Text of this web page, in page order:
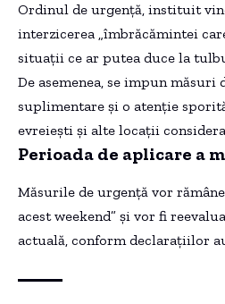
Ordinul de urgență, instituit
interzicerea „îmbrăcămintei
situații ce ar putea duce la
De asemenea, se impun măsuri
suplimentare și o atenție
evreiești și alte locații
Perioada de aplicare a
Măsurile de urgență vor
acest weekend” și vor fi
actuală, conform declarațiilor